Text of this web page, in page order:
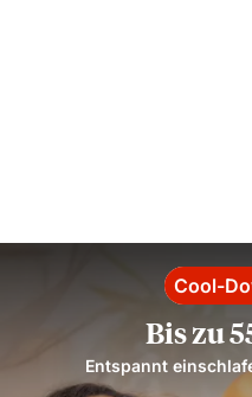
Cool-
Bis zu
Entspannt